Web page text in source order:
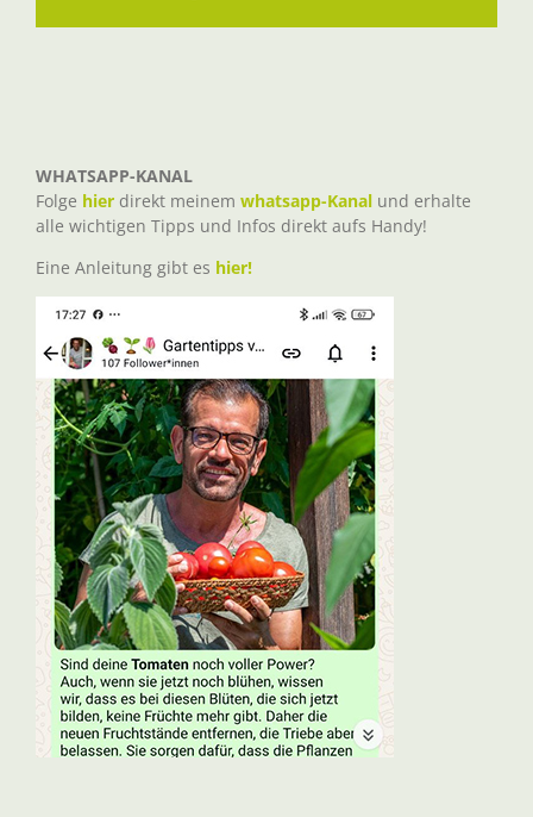
WHATSAPP-KANAL
Folge hier direkt meinem whatsapp-Kanal und erhalte
alle wichtigen Tipps und Infos direkt aufs Handy!
Eine Anleitung gibt es hier!